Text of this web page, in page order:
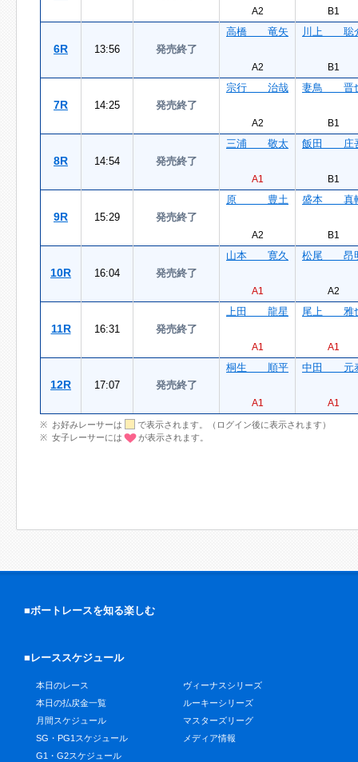
A2 B1
6R 13:56 発売終了
高橋 竜矢
A2
川上 聡
B1
7R 14:25 発売終了
宗行 治哉
A2
妻鳥 晋
B1
8R 14:54 発売終了
三浦 敬太
A1
飯田 庄
B1
9R 15:29 発売終了
原 豊土
A2
盛本 真
B1
10R 16:04 発売終了
山本 寛久
A1
松尾 昂
A2
11R 16:31 発売終了
上田 龍星
A1
尾上 雅
A1
12R 17:07 発売終了
桐生 順平
A1
中田 元
A1
お好みレーサーは
で表示されます。（ログイン後に表示されます）
女子レーサーには
が表示されます。
■ボートレースを知る楽しむ
■レーススケジュール
本日のレース
本日の払戻金一覧
月間スケジュール
SG・PG1スケジュール
G1・G2スケジュール
ヴィーナスシリーズ
ルーキーシリーズ
マスターズリーグ
メディア情報